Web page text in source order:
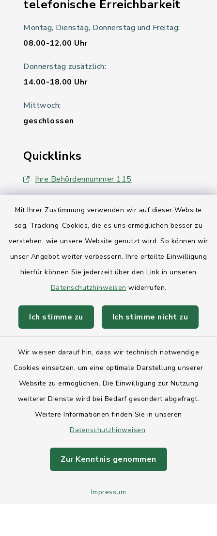
Mit Ihrer Zustimmung verwenden wir auf dieser Website
sog. Tracking-Cookies, die es uns ermöglichen besser zu
verstehen, wie unsere Website genutzt wird. So können wir
unser Angebot weiter verbessern. Ihre erteilte Einwilligung
hierfür können Sie jederzeit über den Link in unseren
Datenschutzhinweisen widerrufen.
Ich stimme zu Ich stimme nicht zu
Wir weisen darauf hin, dass wir technisch notwendige
Cookies einsetzen, um eine optimale Darstellung unserer
Website zu ermöglichen. Die Einwilligung zur Nutzung
weiterer Dienste wird bei Bedarf gesondert abgefragt.
Weitere Informationen finden Sie in unseren
Datenschutzhinweisen.
Zur Kenntnis genommen
Impressum
telefonische Erreichbarkeit
Montag, Dienstag, Donnerstag und Freitag:
08.00-12.00 Uhr
Donnerstag zusätzlich:
14.00-18.00 Uhr
Mittwoch:
geschlossen
Quicklinks
Ihre Behördennummer 115
Kreis Rendsburg-Eckernförde
AktivRegion Mittelholstein
Kontakt
Anfahrt
Barrierefreiheit
Impressum
Intranet
Cookie-Einstellungen